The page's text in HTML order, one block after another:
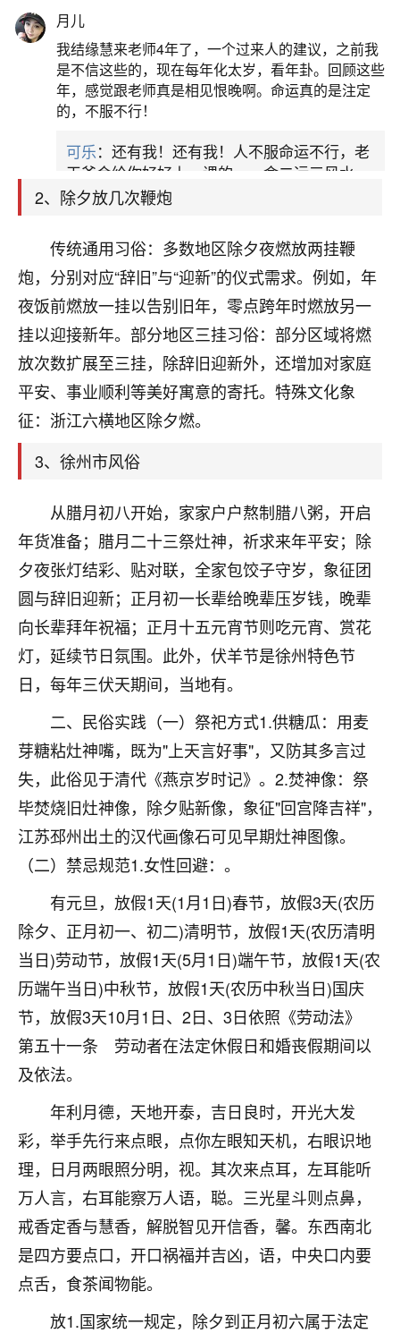
晚餐后至夜间休息前的时间，便于市民日常庆祝。
元宵节当日：2月24日（正月十五）17时至23时。
元宵节作为春节尾声的重要节日，单独设置6小时燃
放时段，延续传统年俗氛围。二、燃放规则与限制
区域限制：仅限邳州市禁放区域内设立的5处集中燃
放点，其他区域仍禁止燃放。时间外禁放：除
2、除夕放几次鞭炮
传统通用习俗：多数地区除夕夜燃放两挂鞭
炮，分别对应“辞旧”与“迎新”的仪式需求。例如，年
夜饭前燃放一挂以告别旧年，零点跨年时燃放另一
挂以迎接新年。部分地区三挂习俗：部分区域将燃
放次数扩展至三挂，除辞旧迎新外，还增加对家庭
平安、事业顺利等美好寓意的寄托。特殊文化象
征：浙江六横地区除夕燃。
3、徐州市风俗
从腊月初八开始，家家户户熬制腊八粥，开启
年货准备；腊月二十三祭灶神，祈求来年平安；除
夕夜张灯结彩、贴对联，全家包饺子守岁，象征团
圆与辞旧迎新；正月初一长辈给晚辈压岁钱，晚辈
向长辈拜年祝福；正月十五元宵节则吃元宵、赏花
灯，延续节日氛围。此外，伏羊节是徐州特色节
日，每年三伏天期间，当地有。
二、民俗实践（一）祭祀方式1.供糖瓜：用麦
芽糖粘灶神嘴，既为"上天言好事"，又防其多言过
失，此俗见于清代《燕京岁时记》。2.焚神像：祭
毕焚烧旧灶神像，除夕贴新像，象征"回宫降吉祥"，
江苏邳州出土的汉代画像石可见早期灶神图像。
（二）禁忌规范1.女性回避：。
有元旦，放假1天(1月1日)春节，放假3天(农历
除夕、正月初一、初二)清明节，放假1天(农历清明
当日)劳动节，放假1天(5月1日)端午节，放假1天(农
历端午当日)中秋节，放假1天(农历中秋当日)国庆
节，放假3天10月1日、2日、3日依照《劳动法》
第五十一条 劳动者在法定休假日和婚丧假期间以
及依法。
年利月德，天地开泰，吉日良时，开光大发
彩，举手先行来点眼，点你左眼知天机，右眼识地
理，日月两眼照分明，视。其次来点耳，左耳能听
万人言，右耳能察万人语，聪。三光星斗则点鼻，
戒香定香与慧香，解脱智见开信香，馨。东西南北
是四方要点口，开口祸福并吉凶，语，中央口内要
点舌，食茶闻物能。
放1.国家统一规定，除夕到正月初六属于法定
月儿
我结缘慧来老师4年了，一个过来人的建议，之前我
是不信这些的，现在每年化太岁，看年卦。回顾这些
年，感觉跟老师真是相见恨晚啊。命运真的是注定
的，不服不行！
可乐：还有我！还有我！人不服命运不行，老
天爷会给你好好上一课的。一命二运三风水，
哪样不服都不行！
卦，认识老师3年了，都是缘分啊！
17分钟前 来自湖北 19
心若莲花
我是做餐饮的，这两年，生意屡屡受挫，店开一家关
一家，要么生意不好，生意好的就出事。前些年攒的
家底快败光了，真是倒霉！我也想找人看看到底怎么
回事？
啊！
是我从找店开始都是找慧来老师跟进的，选
址、风水、还有开业日子，哪哪都看了，虽然
大环境不好，但是我家生意还可以，前几天又
刚找老师做了补财库，希望财运更好一点！
2小时前 来自海南 18
梦醒时分
我女儿高二叛逆，大半年不上学，一说她就要死要活
师，一开始我是病急乱投医，这半年来，法事一个个
做完，我女儿跟变了个人一样，不期望她能考多好的
大学，只要能安安稳稳的把书读了，身体心理都健健
康康的我就很知足了！
鹿森 ：可怜天下父母心啊！
3小时前 来自河北
付深
我是公司人事调整，有升迁机会，但同时竞争的我们
三个，找老师的时候是抱着侥幸心理，没想到老师看
着我晋升有望，我半信半疑的按照老师建议，做了化
太岁还有一个发钱粮，本来年前的人事调整，拖到年
后，我以为都没戏了，结果开年一上班，开会提拔升
职第一个就是我，职务无所谓，主要是底薪加了
3000，非常开心，无论如何，感恩感谢！🙏🏻
鹿森 ：恭喜升职加薪！！，请客吗？�
12小时前 来自北京 32
心心相印
我身体不太好，总是病病殃殃的，去检查又没什么大
问题，反正就是不舒服。中医西医看遍了，找不到问
题，后来无意中看到有人推荐慧来老师，跟老师聊过
之后，心情豁然开朗，也听老师建议，处理了一些因
果问题。今年以来，身体比以前好多，主要是心情好
了，老师说境随心转，现在深有体会了。